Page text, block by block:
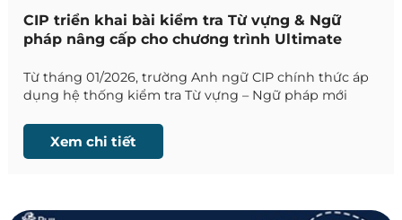
CIP triển khai bài kiểm tra Từ vựng & Ngữ
pháp nâng cấp cho chương trình Ultimate
Từ tháng 01/2026, trường Anh ngữ CIP chính thức áp
dụng hệ thống kiểm tra Từ vựng – Ngữ pháp mới
hiệu quả học tập và giúp học viên cải thiện tiếng Anh
nhanh hơn trong thời gian ngắn.
Xem chi tiết